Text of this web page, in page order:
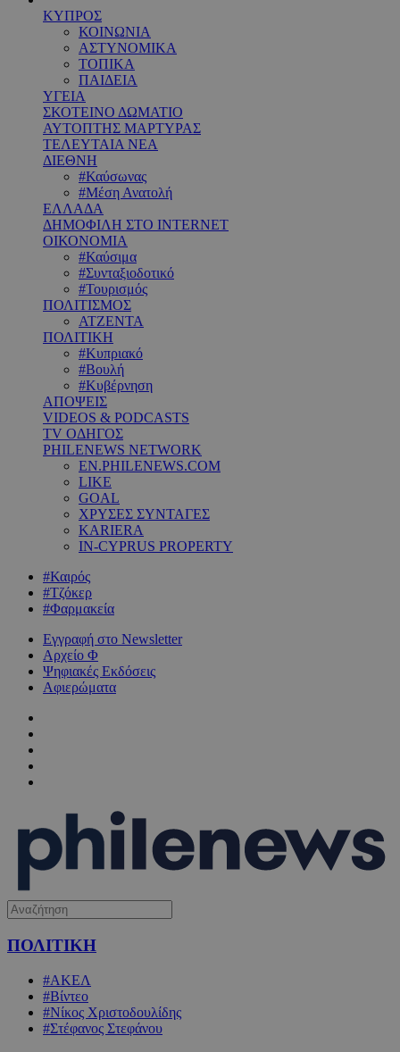
ΚΥΠΡΟΣ
ΚΟΙΝΩΝΙΑ
ΑΣΤΥΝΟΜΙΚΑ
ΤΟΠΙΚΑ
ΠΑΙΔΕΙΑ
ΥΓΕΙΑ
ΣΚΟΤΕΙΝΟ ΔΩΜΑΤΙΟ
ΑΥΤΟΠΤΗΣ ΜΑΡΤΥΡΑΣ
ΤΕΛΕΥΤΑΙΑ ΝΕΑ
ΔΙΕΘΝΗ
#Καύσωνας
#Μέση Ανατολή
ΕΛΛΑΔΑ
ΔΗΜΟΦΙΛΗ ΣΤΟ INTERNET
ΟΙΚΟΝΟΜΙΑ
#Καύσιμα
#Συνταξιοδοτικό
#Τουρισμός
ΠΟΛΙΤΙΣΜΟΣ
ΑΤΖΕΝΤΑ
ΠΟΛΙΤΙΚΗ
#Κυπριακό
#Βουλή
#Κυβέρνηση
ΑΠΟΨΕΙΣ
VIDEOS & PODCASTS
TV ΟΔΗΓΟΣ
PHILENEWS NETWORK
EN.PHILENEWS.COM
LIKE
GOAL
ΧΡΥΣΕΣ ΣΥΝΤΑΓΕΣ
KARIERA
IN-CYPRUS PROPERTY
#Καιρός
#Τζόκερ
#Φαρμακεία
Εγγραφή στο Newsletter
Αρχείο Φ
Ψηφιακές Εκδόσεις
Αφιερώματα
ΠΟΛΙΤΙΚΗ
#ΑΚΕΛ
#Βίντεο
#Νίκος Χριστοδουλίδης
#Στέφανος Στεφάνου